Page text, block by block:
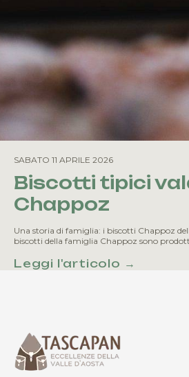
SABATO 11 APRILE 2026
Biscotti tipici
Chappoz
Una storia di famiglia: i biscotti Chappoz
biscotti della famiglia Chappoz sono
Leggi l'articolo →